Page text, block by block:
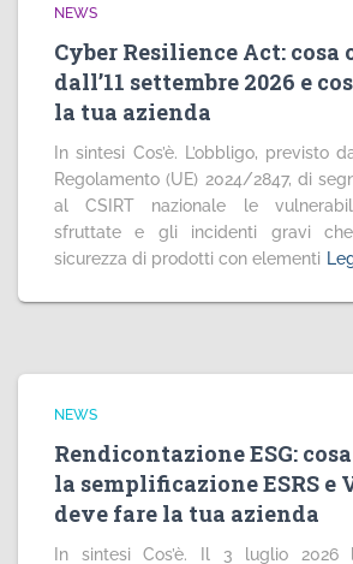
NEWS
Cyber Resilience Act: cosa
dall’11 settembre 2026 e
la tua azienda
In sintesi Cos’è. L’obbligo, previsto
Regolamento (UE) 2024/2847, di
al CSIRT nazionale le
sfruttate e gli incidenti gravi
sicurezza di prodotti con elementi
NEWS
Rendicontazione ESG:
la semplificazione ESRS e
deve fare la tua azienda
In sintesi Cos’è. Il 3 luglio 2026